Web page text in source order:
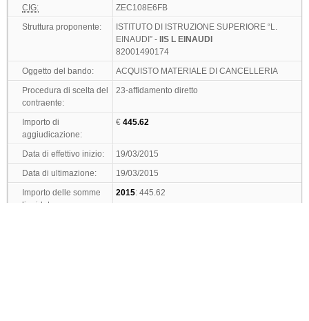
CIG:
ZEC108E6FB
Struttura proponente:
ISTITUTO DI ISTRUZIONE SUPERIORE “L.
EINAUDI” -
IIS L EINAUDI
82001490174
Oggetto del bando:
ACQUISTO MATERIALE DI CANCELLERIA
Procedura di scelta del
contraente:
23-affidamento diretto
Importo di
aggiudicazione:
€445.62
Data di effettivo inizio:
19/03/2015
Data di ultimazione:
19/03/2015
Importo delle somme
liquidate:
2015: 445.62